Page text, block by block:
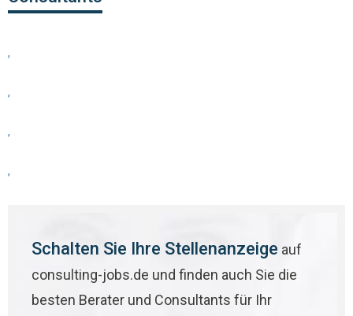
,
,
,
,
Schalten Sie Ihre Stellenanzeige auf
consulting-jobs.de und finden auch Sie die
besten Berater und Consultants für Ihr